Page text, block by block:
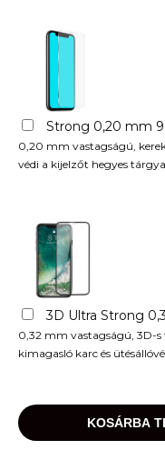
Strong 0,20 mm
0,20 mm vastagságú,
védi a kijelzőt hegyes
3D Ultra Strong
0,32 mm vastagságú, 3D-s
kimagasló karc és
KOSÁRBA